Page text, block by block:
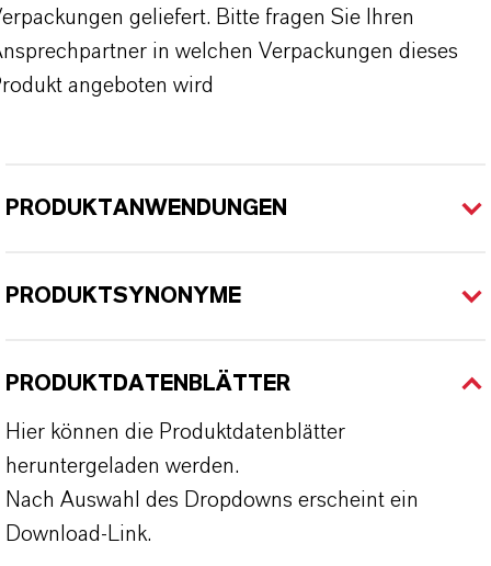
geliefert. Bitte fragen Sie Ihren
in welchen Verpackungen dieses
angeboten wird
PRODUKTANWENDUNGEN
PRODUKTSYNONYME
PRODUKTDATENBLÄTTER
Hier können die Produktdatenblätter
heruntergeladen werden.
Nach Auswahl des Dropdowns erscheint ein
Download-Link.